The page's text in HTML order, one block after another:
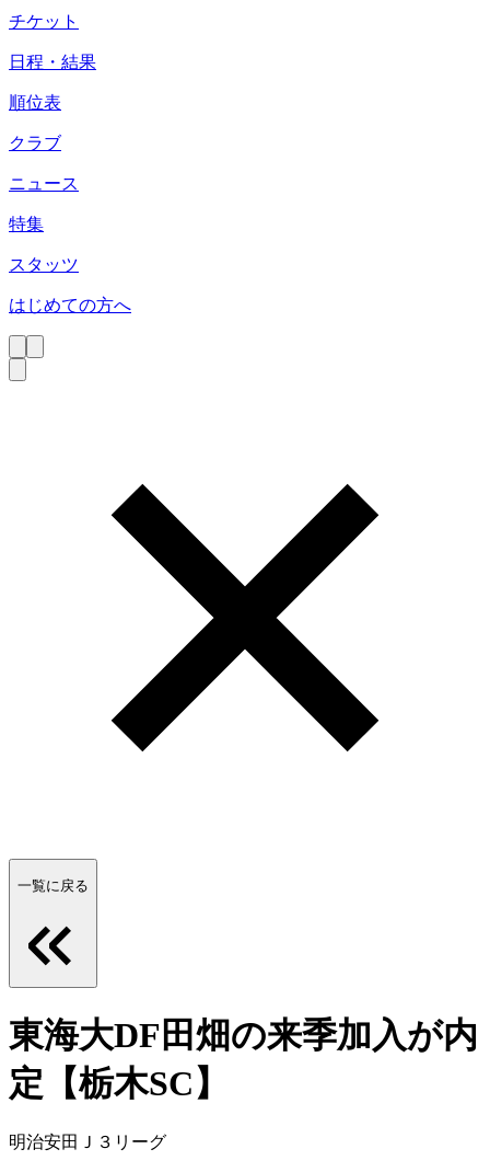
チケット
日程・結果
順位表
クラブ
ニュース
特集
スタッツ
はじめての方へ
一覧に戻る
東海大DF田畑の来季加入が内
定【栃木SC】
明治安田Ｊ３リーグ